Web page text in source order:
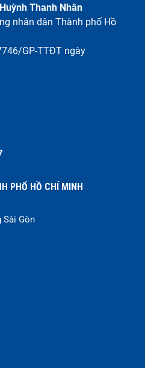
Thanh Nhân
nhân dân Thành phố Hồ
GP-TTĐT ngày
PHỐ HỒ CHÍ MINH
Sài Gòn